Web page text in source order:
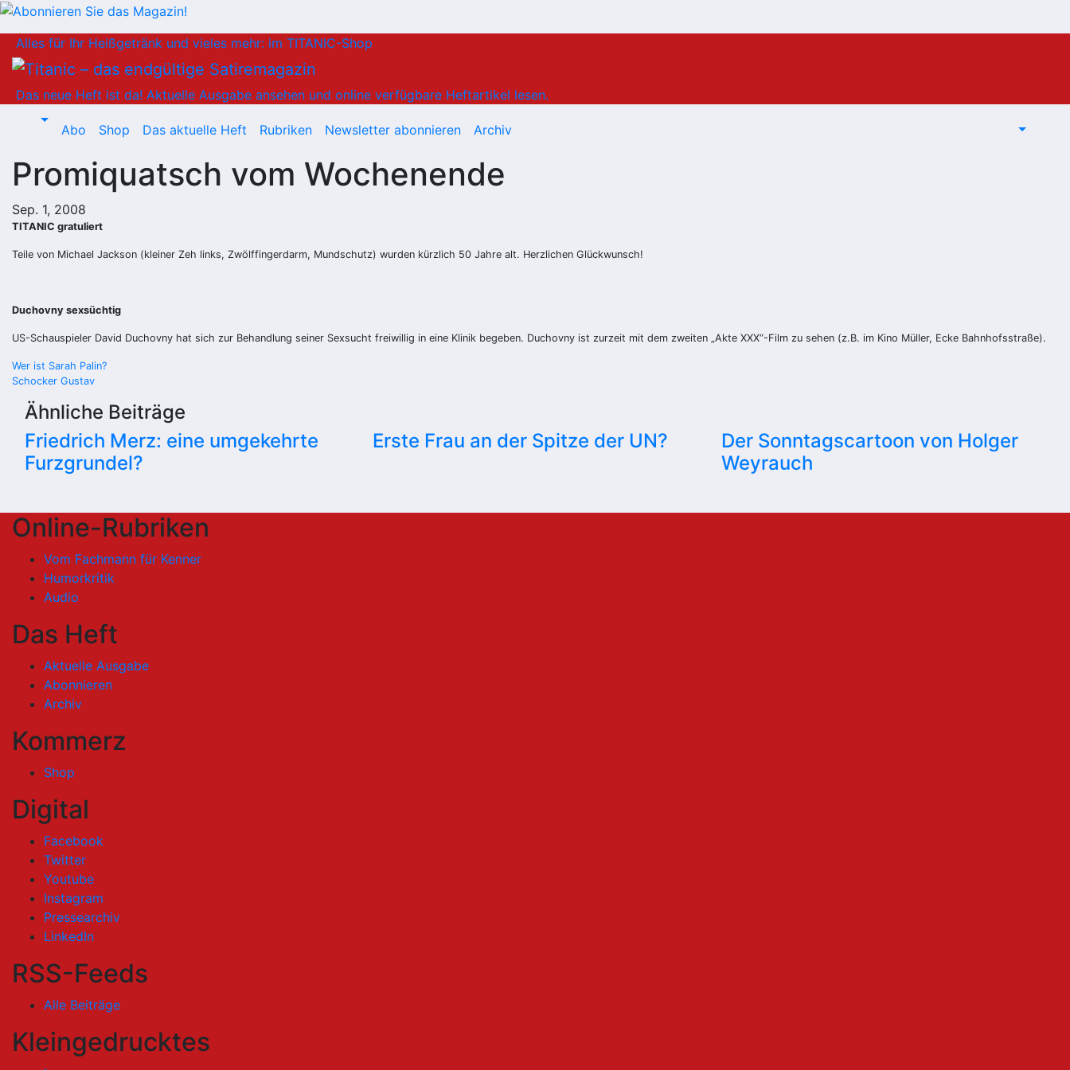
Inhalt
springen
Alles für Ihr Heißgetränk und vieles mehr: im TITANIC-Shop
Das neue Heft ist da! Aktuelle Ausgabe ansehen und online verfügbare Heftartikel lesen.
Abo Shop Das aktuelle Heft Rubriken Newsletter abonnieren Archiv
Promiquatsch vom Wochenende
Sep. 1, 2008
TITANIC gratuliert
Teile von Michael Jackson (kleiner Zeh links, Zwölffingerdarm, Mundschutz) wurden kürzlich 50 Jahre alt. Herzlichen Glückwunsch!
Duchovny sexsüchtig
US-Schauspieler David Duchovny hat sich zur Behandlung seiner Sexsucht freiwillig in eine Klinik begeben. Duchovny ist zurzeit mit dem zweiten „Akte XXX“-Film zu sehen (z.B. im Kino Müller, Ecke Bahnhofsstraße).
Beitragsnavigation
Wer ist Sarah Palin?
Schocker Gustav
Ähnliche Beiträge
Friedrich Merz: eine umgekehrte
Furzgrundel?
Erste Frau an der Spitze der UN?
Der Sonntagscartoon von Holger
Weyrauch
Online-Rubriken
Vom Fachmann für Kenner
Humorkritik
Audio
Das Heft
Aktuelle Ausgabe
Abonnieren
Archiv
Kommerz
Shop
Digital
Facebook
Twitter
Youtube
Instagram
Pressearchiv
LinkedIn
RSS-Feeds
Alle Beiträge
Kleingedrucktes